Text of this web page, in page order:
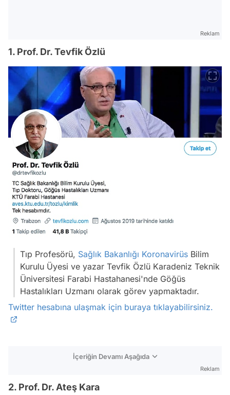
Reklam
1. Prof. Dr. Tevfik Özlü
Tıp Profesörü, Sağlık Bakanlığı Koronavirüs Bilim
Kurulu Üyesi ve yazar Tevfik Özlü Karadeniz Teknik
Üniversitesi Farabi Hastahanesi'nde Göğüs
Hastalıkları Uzmanı olarak görev yapmaktadır.
Twitter hesabına ulaşmak için buraya tıklayabilirsiniz.
İçeriğin Devamı Aşağıda
Reklam
2. Prof. Dr. Ateş Kara